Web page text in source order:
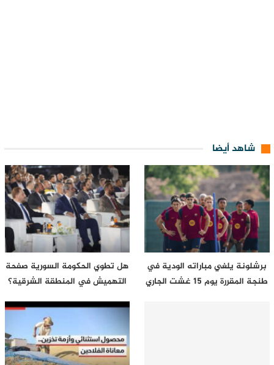
شاهد أيضا
برشلونة يلغي مباراته الودية في
طنجة المقررة يوم 15 غشت الجاري
هل تطوي الحكومة السورية صفحة
التهميش في المنطقة الشرقية؟